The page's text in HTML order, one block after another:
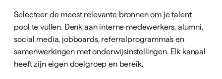
Selecteer de meest relevante bronnen om je talent
pool te vullen. Denk aan interne medewerkers, alumni,
social media, jobboards, referralprogramma’s en
samenwerkingen met onderwijsinstellingen. Elk kanaal
heeft zijn eigen doelgroep en bereik.